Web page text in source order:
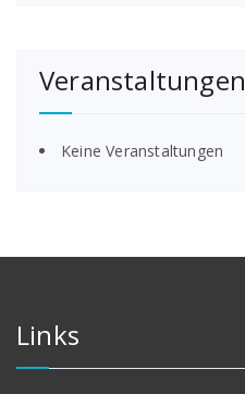
Veranstaltungen
Keine Veranstaltungen
Links